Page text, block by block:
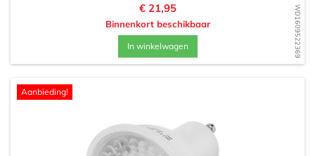
WD1609522369
Prijs
€ 21,95
Binnenkort beschikbaar
In winkelwagen
Aanbieding!